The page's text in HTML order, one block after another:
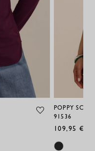
POPPY
91536
109,95 €